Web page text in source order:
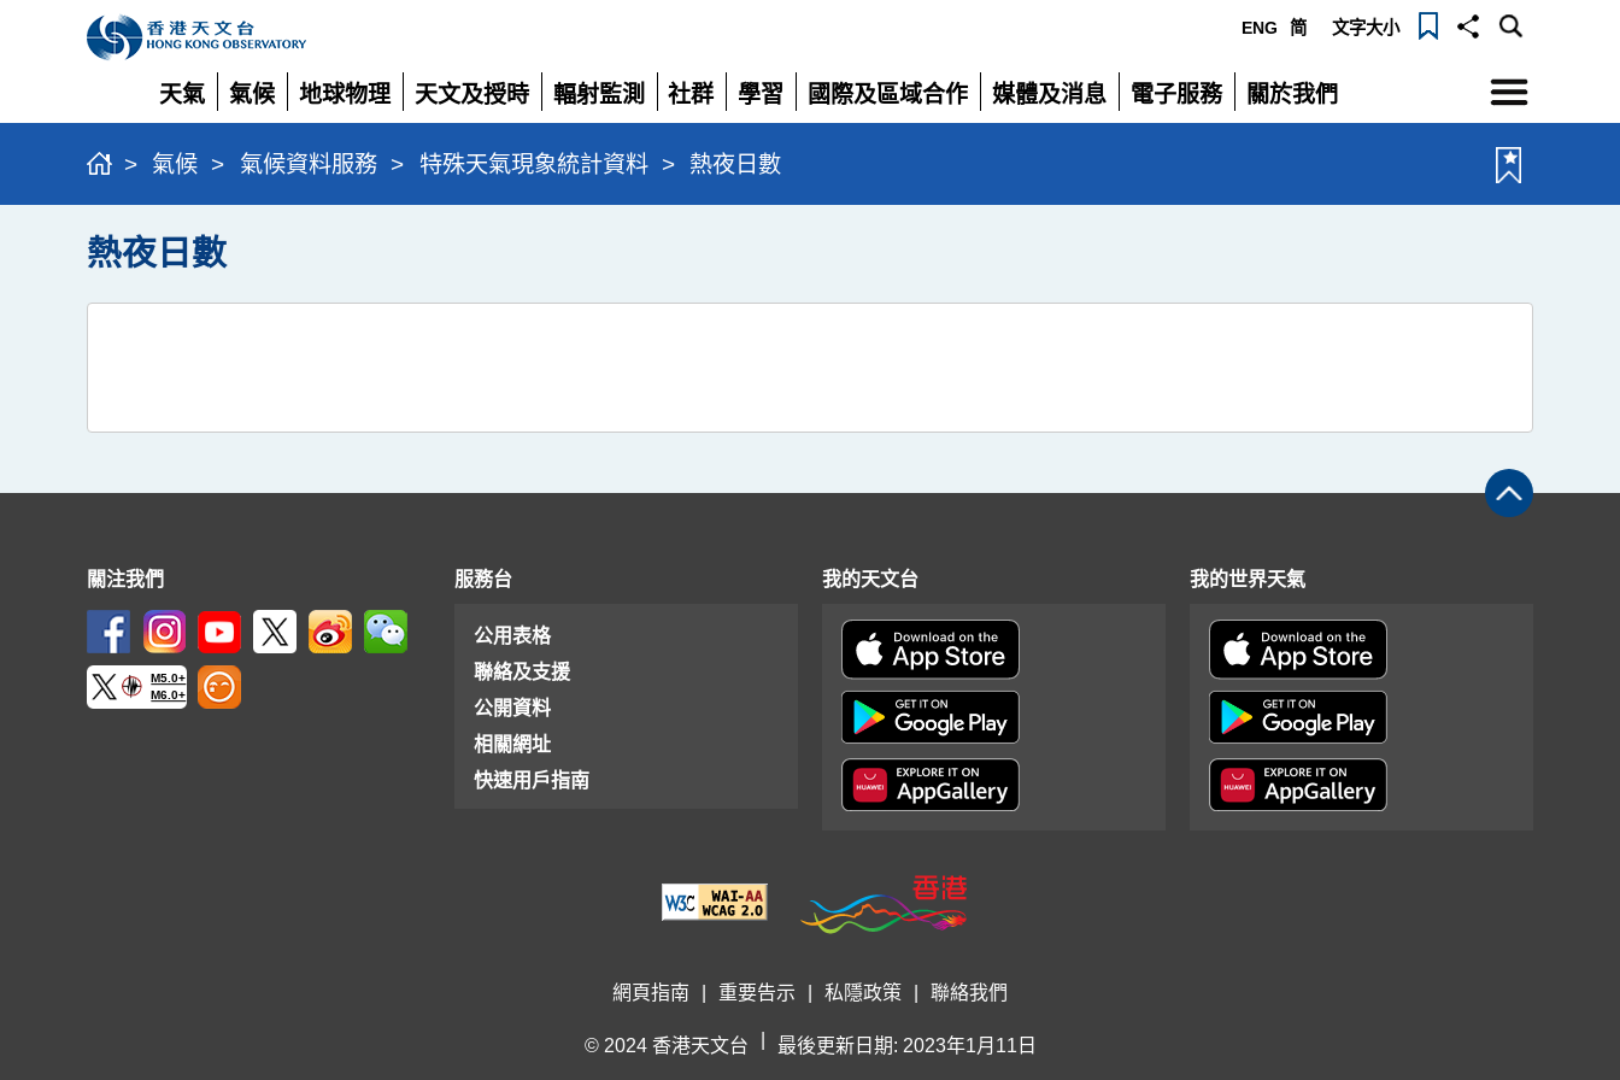
ENG 简 文字大小
天氣
展
開
氣候
展
開
地球物理
展
開
天文及授時
展
開
輻射監測
展
開
社群
展
開
學習
展
開
國際及區域合作
展
媒體及消息
展
電子服務
展
關於我們
展
選
單
> 氣候 > 氣候資料服務 > 特殊天氣現象統計資料 > 熱夜日數
熱夜日數
關注我們
M5.0+
M6.0+
服務台
公用表格
聯絡及支援
公開資料
相關網址
快速用戶指南
我的天文台 我的世界天氣
網頁指南 重要告示 私隱政策 聯絡我們
© 2024 香港天文台 最後更新日期: 2023年1月11日